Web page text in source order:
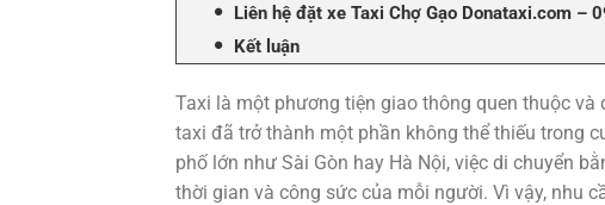
Liên hệ đặt xe Taxi Chợ Gạo Donataxi.com –
Kết luận
Taxi là một phương tiện giao thông quen thuộc
taxi đã trở thành một phần không thể thiếu trong
phố lớn như Sài Gòn hay Hà Nội, việc di chuyển
thời gian và công sức của mỗi người. Vì vậy, nhu